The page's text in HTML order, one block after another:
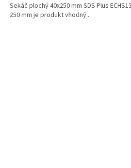
Sekáč plochý 40x250 mm SDS Plus
250 mm je produkt vhodný...